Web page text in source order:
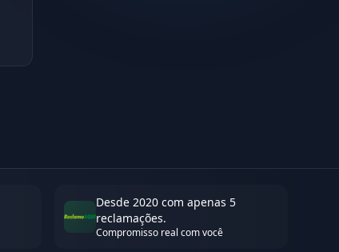
Desde 2020 com apenas 5
reclamações.
Compromisso real com você